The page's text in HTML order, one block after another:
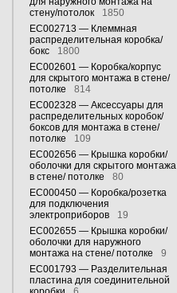
стену/потолок
1850
EC002713 — Клеммная
распределительная коробка/
бокс
1800
EC002601 — Коробка/корпус
для скрытого монтажа в стене/
потолке
814
EC002328 — Аксессуары для
распределительных коробок/
боксов для монтажа в стене/
потолке
109
EC002656 — Крышка коробки/
оболочки для скрытого монтажа
в стене/ потолке
80
EC000450 — Коробка/розетка
для подключения
электроприборов
19
EC002655 — Крышка коробки/
оболочки для наружного
монтажа на стене/ потолке
9
EC001793 — Разделительная
пластина для соединительной